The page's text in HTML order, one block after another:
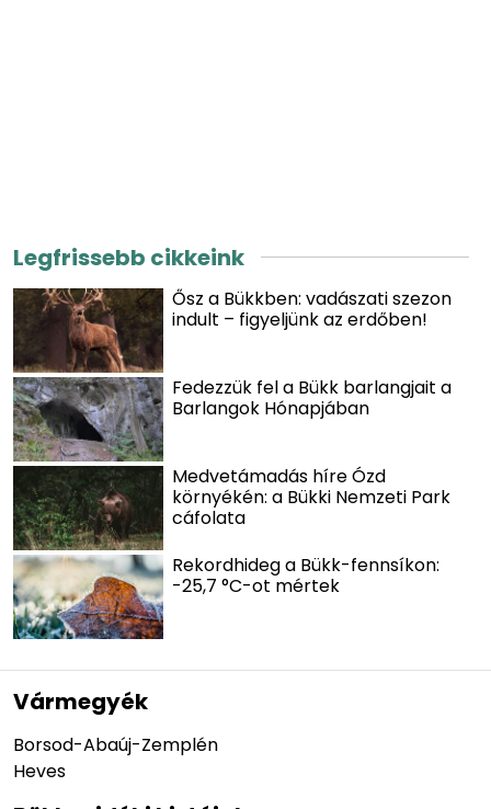
Legfrissebb cikkeink
Ősz a Bükkben: vadászati szezon
indult – figyeljünk az erdőben!
Fedezzük fel a Bükk barlangjait a
Barlangok Hónapjában
Medvetámadás híre Ózd
környékén: a Bükki Nemzeti Park
cáfolata
Rekordhideg a Bükk-fennsíkon:
-25,7 °C-ot mértek
Vármegyék
Borsod-Abaúj-Zemplén
Heves